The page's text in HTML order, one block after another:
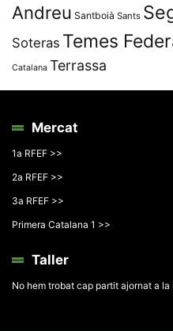
Andreu Santboià Sants
Soteras Temes
Catalana Terrassa
Mercat
1a RFEF >>
2a RFEF >>
3a RFEF >>
Primera Catalana 1 >>
Taller
No hem trobat cap partit ajornat a la